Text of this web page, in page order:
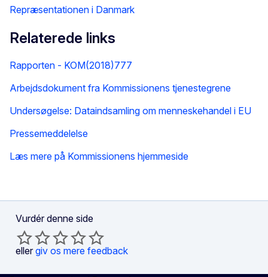
Repræsentationen i Danmark
Relaterede links
Rapporten - KOM(2018)777
Arbejdsdokument fra Kommissionens tjenestegrene
Undersøgelse: Dataindsamling om menneskehandel i EU
Pressemeddelelse
Læs mere på Kommissionens hjemmeside
Vurdér denne side
eller giv os mere feedback